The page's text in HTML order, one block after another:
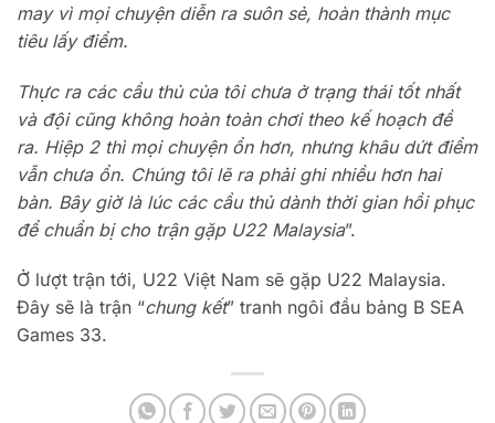
may vì mọi chuyện diễn ra suôn sẻ, hoàn thành mục
tiêu lấy điểm.
Thực ra các cầu thủ của tôi chưa ở trạng thái tốt nhất
và đội cũng không hoàn toàn chơi theo kế hoạch đề
ra. Hiệp 2 thì mọi chuyện ổn hơn, nhưng khâu dứt điểm
vẫn chưa ổn. Chúng tôi lẽ ra phải ghi nhiều hơn hai
bàn. Bây giờ là lúc các cầu thủ dành thời gian hồi phục
để chuẩn bị cho trận gặp U22 Malaysia”.
Ở lượt trận tới, U22 Việt Nam sẽ gặp U22 Malaysia.
Đây sẽ là trận “chung kết” tranh ngôi đầu bảng B SEA
Games 33.